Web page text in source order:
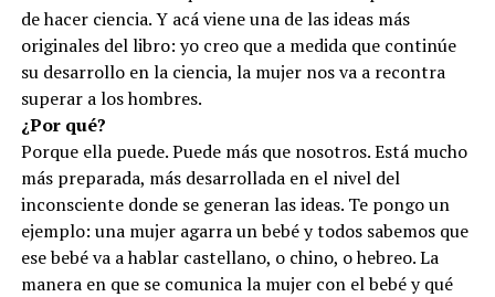
de hacer ciencia. Y acá viene una de las ideas más
originales del libro: yo creo que a medida que continúe
su desarrollo en la ciencia, la mujer nos va a recontra
superar a los hombres.
¿Por qué?
Porque ella puede. Puede más que nosotros. Está mucho
más preparada, más desarrollada en el nivel del
inconsciente donde se generan las ideas. Te pongo un
ejemplo: una mujer agarra un bebé y todos sabemos que
ese bebé va a hablar castellano, o chino, o hebreo. La
manera en que se comunica la mujer con el bebé y qué